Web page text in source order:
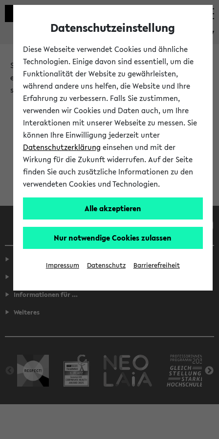
eKVV
Sie möchten auf eine eKVV Funktion zugreifen, die Ihnen
erst nach einer Anmeldung am System zur Verfügung
steht.
Bitte melden Sie sich an:
Anmeldung am eKVV
Informationen für ...
Weiteres
Datenschutzeinstellung
Diese Webseite verwendet Cookies und ähnliche
Technologien. Einige davon sind essentiell, um die
Funktionalität der Website zu gewährleisten,
während andere uns helfen, die Website und Ihre
Erfahrung zu verbessern. Falls Sie zustimmen,
verwenden wir Cookies und Daten auch, um Ihre
Interaktionen mit unserer Webseite zu messen. Sie
können Ihre Einwilligung jederzeit unter
Datenschutzerklärung einsehen und mit der
Wirkung für die Zukunft widerrufen. Auf der Seite
finden Sie auch zusätzliche Informationen zu den
verwendeten Cookies und Technologien.
Alle akzeptieren
Nur notwendige Cookies zulassen
Impressum Datenschutz Barrierefreiheit